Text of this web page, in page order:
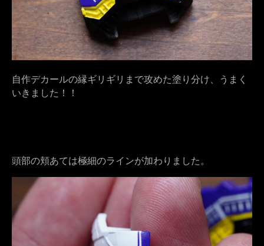
自作デカールの縁ギリギリまで攻めた塗り分け、うまく
いきました！！
頭部の頬あては極細のラインが加わりました。